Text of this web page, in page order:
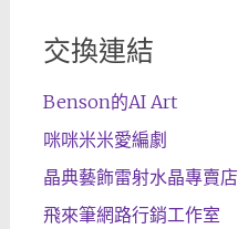
交換連結
Benson的AI Art
咪咪米米愛編劇
晶典藝飾雷射水晶專賣店
飛來筆網路行銷工作室